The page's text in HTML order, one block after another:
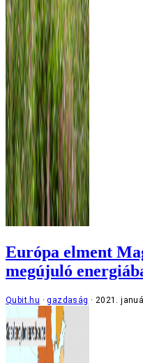
Európa elment
megújuló
Qubit.hu gazdaság 2021.